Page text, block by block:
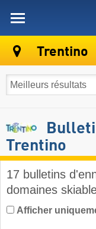
Trentino
Trentino
17 bulletins
domaines
Afficher